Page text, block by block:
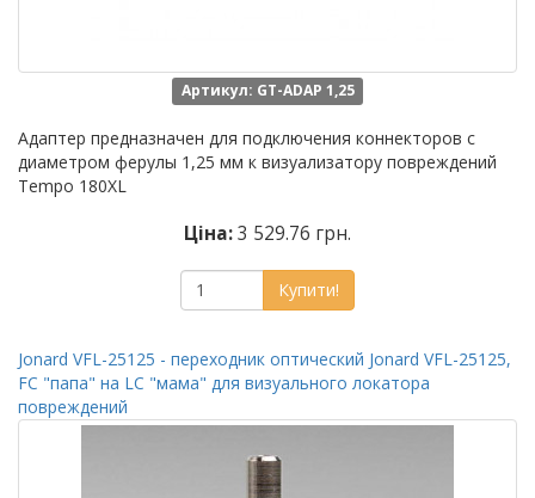
Артикул: GT-ADAP 1,25
Адаптер предназначен для подключения коннекторов с
диаметром ферулы 1,25 мм к визуализатору повреждений
Tempo 180XL
Ціна:3 529.76 грн.
Купити!
Jonard VFL-25125 - переходник оптический Jonard VFL-25125,
FC "папа" на LC "мама" для визуального локатора
повреждений